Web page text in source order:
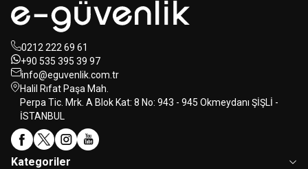
0212 222 69 61
+90 535 395 39 97
info@eguvenlik.com.tr
Halil Rıfat Paşa Mah.
Perpa Tic. Mrk. A Blok Kat: 8 No: 943 - 945 Okmeydanı ŞİŞLİ -
İSTANBUL
Kategoriler